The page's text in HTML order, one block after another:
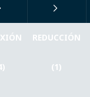
REDUCCIÓN
(1)